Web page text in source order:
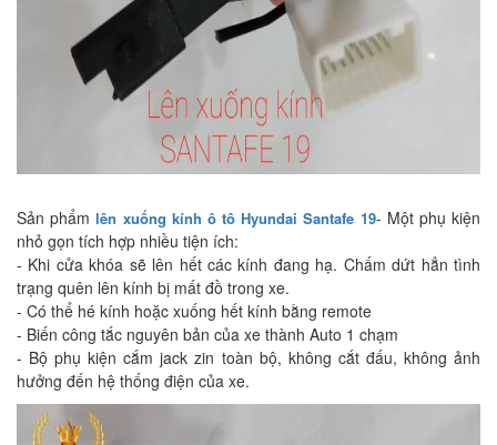
Sản phẩmlên xuống kính ô tôHyundai Santafe 19- Một phụ kiện
nhỏ gọn tích hợp nhiều tiện ích:
- Khi cửa khóa sẽ lên hết các kính đang hạ. Chấm dứt hẳn tình
trạng quên lên kính bị mất đồ trong xe.
- Có thể hé kính hoặc xuống hết kính bằng remote
- Biến công tắc nguyên bản của xe thành Auto 1 chạm
- Bộ phụ kiện cắm jack zin toàn bộ, không cắt đấu, không ảnh
hưởng đến hệ thống điện của xe.